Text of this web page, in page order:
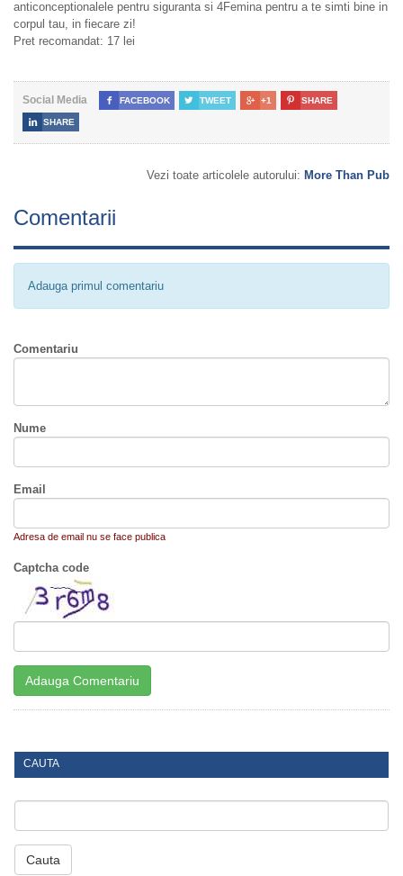
anticonceptionalele pentru siguranta si 4Femina pentru a te simti bine in
corpul tau, in fiecare zi!
Pret recomandat: 17 lei
Social Media  FACEBOOK  TWEET  +1  SHARE
 SHARE
Vezi toate articolele autorului: More Than Pub
Comentarii
Adauga primul comentariu
Comentariu
Nume
Email
Adresa de email nu se face publica
Captcha code
CAUTA
Cauta